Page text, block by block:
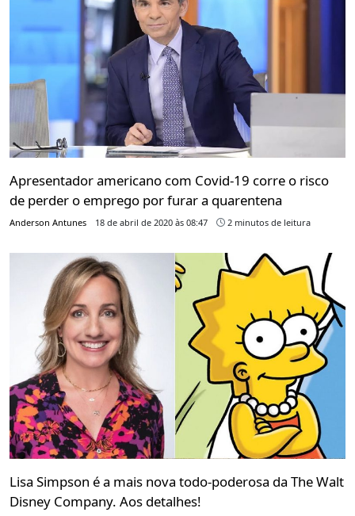
Apresentador americano com Covid-19 corre o risco
de perder o emprego por furar a quarentena
Anderson Antunes 18 de abril de 2020 às 08:47 2 minutos de leitura
Lisa Simpson é a mais nova todo-poderosa da The Walt
Disney Company. Aos detalhes!